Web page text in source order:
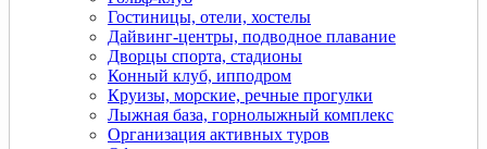
Гостиницы, отели, хостелы
Дайвинг-центры, подводное плавание
Дворцы спорта, стадионы
Конный клуб, ипподром
Круизы, морские, речные прогулки
Лыжная база, горнолыжный комплекс
Организация активных туров